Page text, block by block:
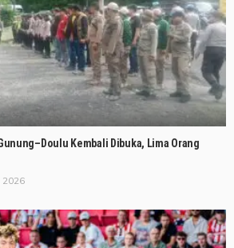
Kembali Dibuka, Lima Orang